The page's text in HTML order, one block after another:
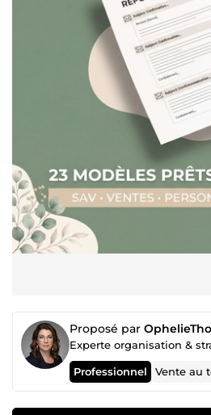
Proposé par
Professionnel Vente au